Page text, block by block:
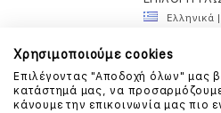
Ελληνικά
Χρησιμοποιούμε cookies
Επιλέγοντας "Αποδοχή όλων" μας
κατάστημά μας, να
κάνουμε την επικοινωνία μας πιο